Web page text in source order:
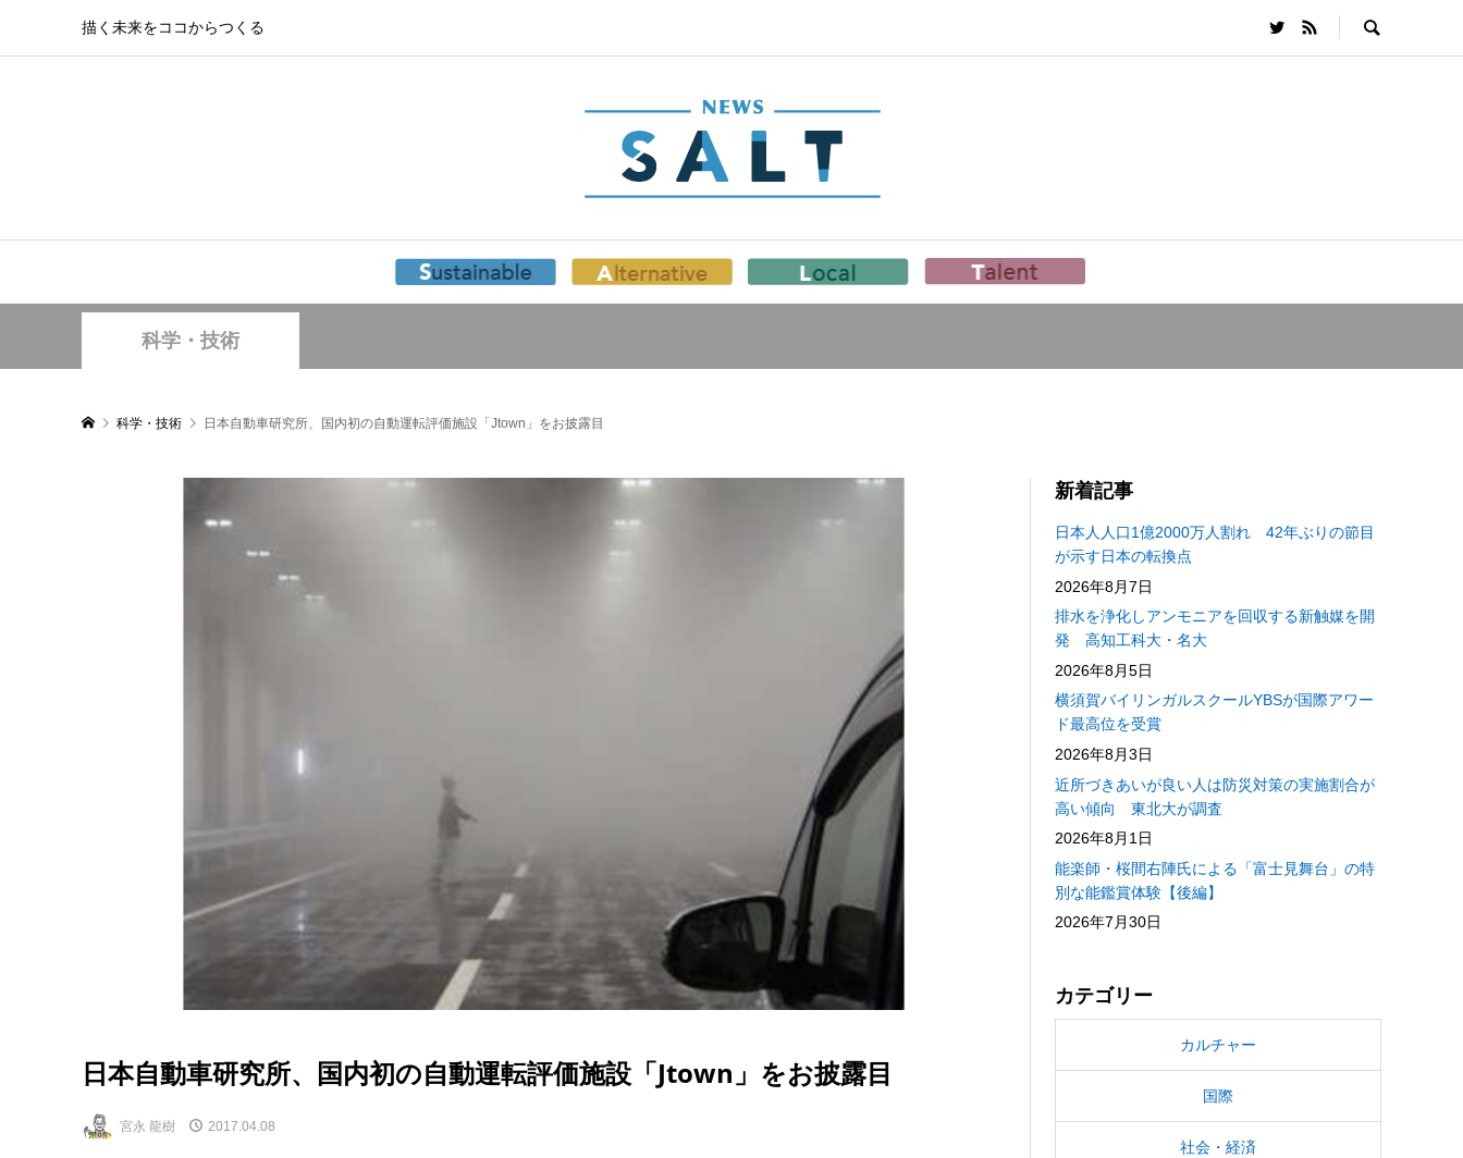
描く未来をココからつくる
科学・技術
科学・技術 日本自動車研究所、国内初の自動運転評価施設「Jtown」をお披露目
日本自動車研究所、国内初の自動運転評価施設「Jtown」をお披露目
宮永 龍樹 2017.04.08
新着記事
日本人人口1億2000万人割れ 42年ぶりの節目
が示す日本の転換点
2026年8月7日
排水を浄化しアンモニアを回収する新触媒を開
発 高知工科大・名大
2026年8月5日
横須賀バイリンガルスクールYBSが国際アワー
ド最高位を受賞
2026年8月3日
近所づきあいが良い人は防災対策の実施割合が
高い傾向 東北大が調査
2026年8月1日
能楽師・桜間右陣氏による「富士見舞台」の特
別な能鑑賞体験【後編】
2026年7月30日
カテゴリー
カルチャー
国際
社会・経済